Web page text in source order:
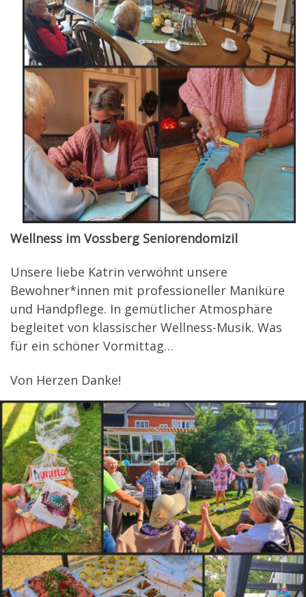
Wellness im Vossberg Seniorendomizil
Unsere liebe Katrin verwöhnt unsere
Bewohner*innen mit professioneller Maniküre
und Handpflege. In gemütlicher Atmosphäre
begleitet von klassischer Wellness-Musik. Was
für ein schöner Vormittag…
Von Herzen Danke!